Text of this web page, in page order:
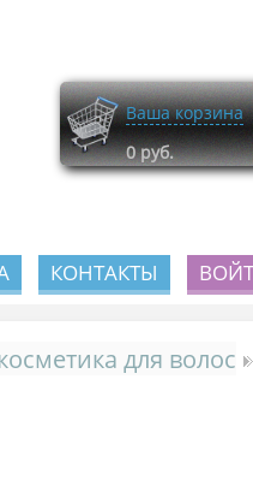
Ваша корзина
0 руб.
КОНТАКТЫ
для волос